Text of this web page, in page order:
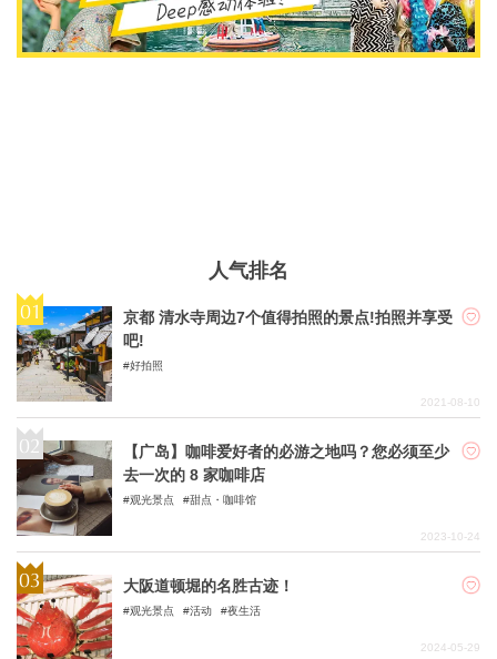
人气排名
京都 清水寺周边7个值得拍照的景点!拍照并享受
吧!
好拍照
2021-08-10
【广岛】咖啡爱好者的必游之地吗？您必须至少
去一次的 8 家咖啡店
观光景点 甜点・咖啡馆
2023-10-24
大阪道顿堀的名胜古迹！
观光景点 活动 夜生活
2024-05-29